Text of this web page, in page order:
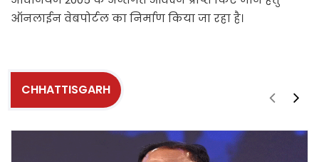
ऑनलाईन वेबपोर्टल का निर्माण किया जा रहा है।
CHHATTISGARH